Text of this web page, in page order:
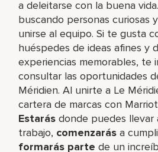
a deleitarse con la buena
buscando personas curiosas
unirse al equipo. Si te gusta
huéspedes de ideas afines y
experiencias memorables, te
consultar las oportunidades
Méridien. Al unirte a Le
cartera de marcas con
Estarás donde puedes llevar
trabajo,​ comenzarás a
formarás parte de un